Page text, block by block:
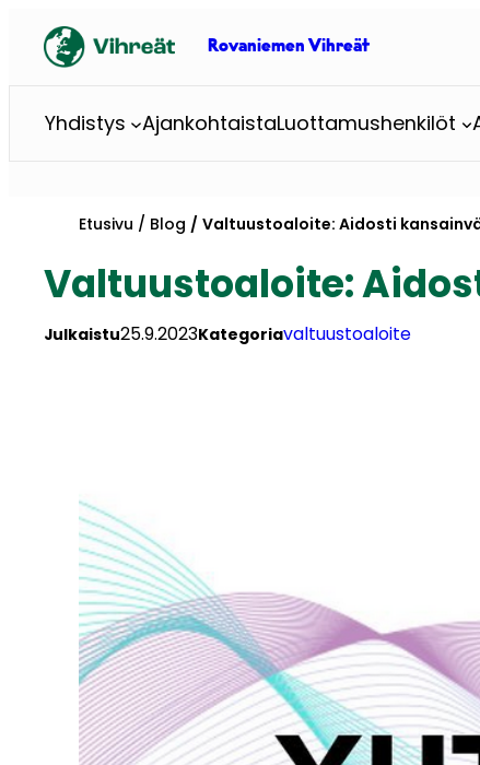
sisältöön
Rovaniemen Vihreät
Yhdistys AjankohtaistaLuottamushenkilöt
Etusivu Blog Valtuustoaloite: Aidosti
Valtuustoaloite:
Julkaistu25.9.2023Kategoriavaltuustoaloite